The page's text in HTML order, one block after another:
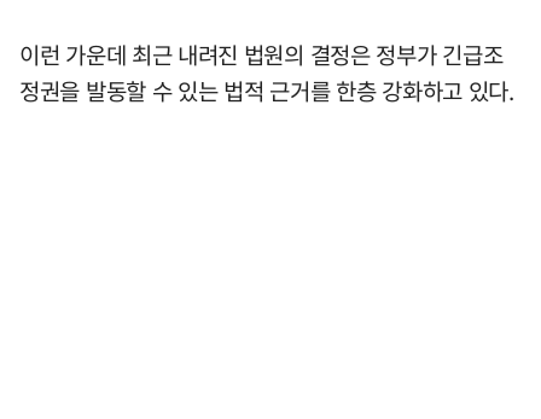
이런 가운데 최근 내려진 법원의 결정은 정부가 긴급조
정권을 발동할 수 있는 법적 근거를 한층 강화하고 있다.